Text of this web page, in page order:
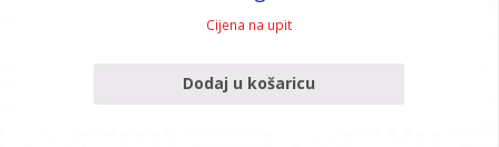
Cijena na upit
Dodaj u košaricu